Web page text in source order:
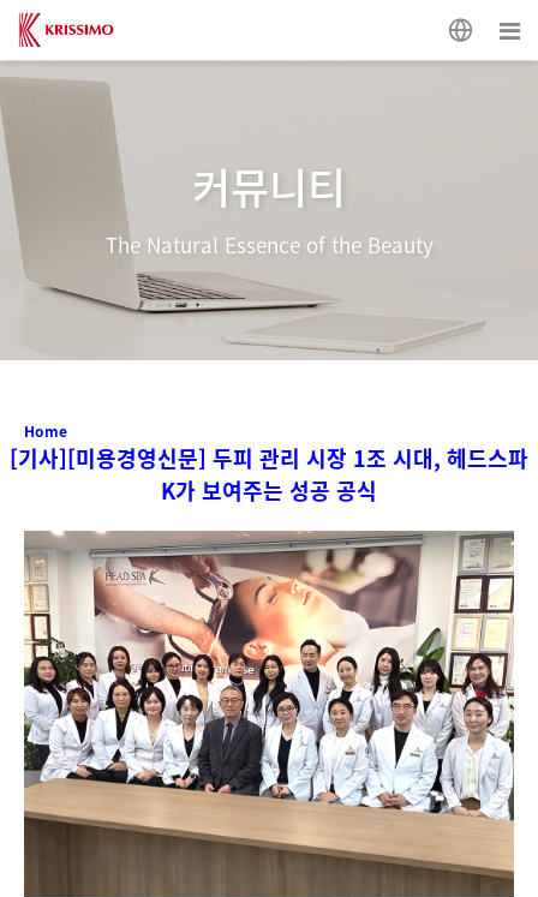
커뮤니티
The Natural Essence of the Beauty
Home
[기사][미용경영신문] 두피 관리 시장 1조 시대, 헤드스파
K가 보여주는 성공 공식